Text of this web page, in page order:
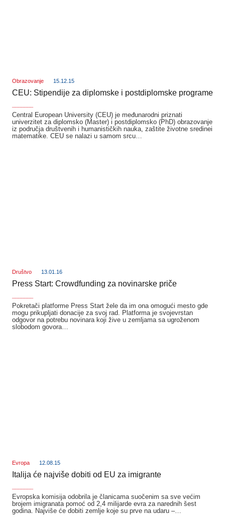
Obrazovanje 15.12.15
CEU: Stipendije za diplomske i postdiplomske programe
Central European University (CEU) je međunarodni priznati
univerzitet za diplomsko (Master) i postdiplomsko (PhD) obrazovanje
iz područja društvenih i humanističkih nauka, zaštite životne sredinei
matematike. CEU se nalazi u samom srcu…
Društvo 13.01.16
Press Start: Crowdfunding za novinarske priče
Pokretači platforme Press Start žele da im ona omogući mesto gde
mogu prikupljati donacije za svoj rad. Platforma je svojevrstan
odgovor na potrebu novinara koji žive u zemljama sa ugroženom
slobodom govora…
Evropa 12.08.15
Italija će najviše dobiti od EU za imigrante
Evropska komisija odobrila je članicama suočenim sa sve većim
brojem imigranata pomoć od 2,4 milijarde evra za narednih šest
godina. Najviše će dobiti zemlje koje su prve na udaru –…